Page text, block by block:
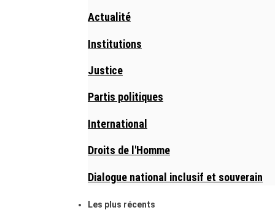
Actualité
Institutions
Justice
Partis politiques
International
Droits de l'Homme
Dialogue national inclusif et souverain
Les plus récents